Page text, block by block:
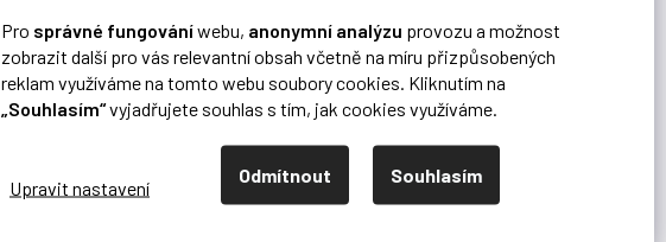
Pro správné fungováníwebu, anonymní analýzu provozu a možnost
zobrazit další pro vás relevantní obsah včetně na míru přizpůsobených
reklam využíváme na tomto webu soubory cookies. Kliknutím na
„Souhlasím“vyjadřujete souhlas s tím, jak cookies využíváme.
Odmítnout Souhlasím